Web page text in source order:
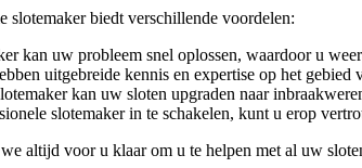
slotemaker biedt verschillende voordelen:
kan uw probleem snel oplossen, waardoor u
uitgebreide kennis en expertise op het
kan uw sloten upgraden naar
slotemaker in te schakelen, kunt u erop
altijd voor u klaar om u te helpen met al uw